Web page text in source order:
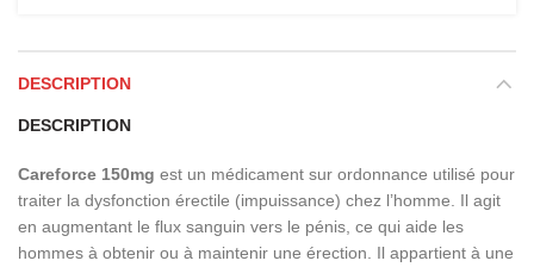
DESCRIPTION
DESCRIPTION
Careforce 150mg est un médicament sur ordonnance utilisé pour
traiter la dysfonction érectile (impuissance) chez l’homme. Il agit
en augmentant le flux sanguin vers le pénis, ce qui aide les
hommes à obtenir ou à maintenir une érection. Il appartient à une